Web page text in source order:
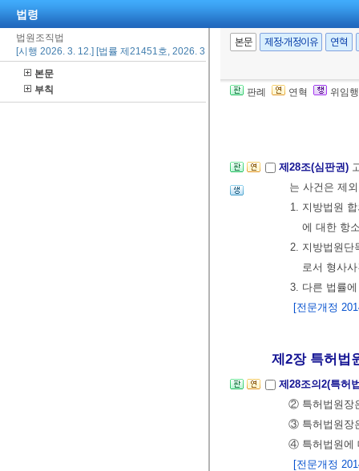
법령
법원조직법
[시행 2026. 3. 12.] [법률 제21451호, 2026. 3. 12., 일부개정]
본문
부칙
본문 제정·개정이유 연혁
판례 연혁 위임
④ 재판업무
⑤ 대법원장은
부와 관련된
제28조(심판권)
는 사건은 제
1. 지방법원
에 대한 항
2. 지방법원단
로서 형사
3. 다른 법률
[전문개정
제2장 특허법
제28조의2(특허
② 특허법원장
③ 특허법원장
④ 특허법원에
[전문개정